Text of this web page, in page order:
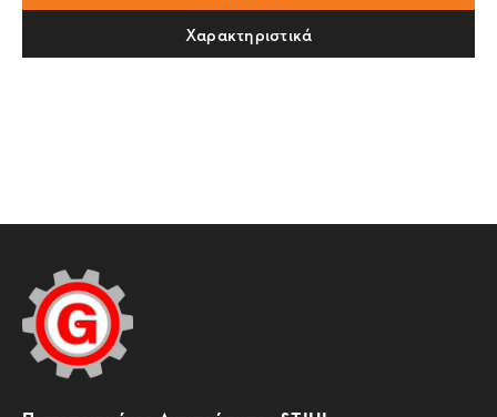
Χαρακτηριστικά